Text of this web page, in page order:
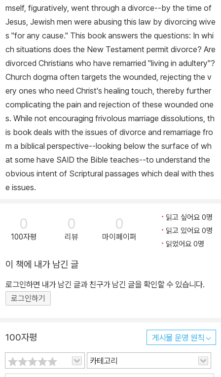
mself, figuratively, went through a divorce--by the time of
Jesus, Jewish men were abusing this law by divorcing wive
s "for any cause." This book answers the questions: In whi
ch situations does the New Testament permit divorce? Are
divorced Christians who have remarried "living in adultery"?
Church dogma often targets the wounded, rejecting the v
ery ones who need Christ's healing touch, thereby further
complicating the pain and rejection of these wounded one
s. While not encouraging frivolous marriage dissolutions, th
is book deals with the issues of divorce and remarriage fro
m a biblical perspective--looking below the surface of wh
at some have SAID the Bible teaches--to understand the
obvious intent of Scriptural passages which deal with thes
e issues.
0
100자평
0
리뷰
0
마이페이퍼
읽고 싶어요 0명
읽고 있어요 0명
읽었어요 0명
이 책에 내가 남긴 글
로그인하면 내가 남긴 글과 친구가 남긴 글을 확인할 수 있습니다.
로그인하기
100자평 게시물 운영 원칙
카테고리